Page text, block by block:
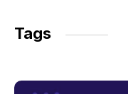
Tags